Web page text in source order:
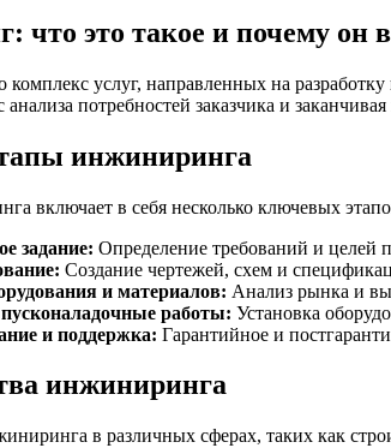
что это такое и почему он
услуг, направленных на
анализа потребностей заказчика и
инжиниринга
включает в себя несколько ключевых
задание: Определение требований и целей
Создание чертежей, схем и
и материалов: Анализ рынка и
работы: Установка
и поддержка: Гарантийное и
инжиниринга
в различных сферах, таких как